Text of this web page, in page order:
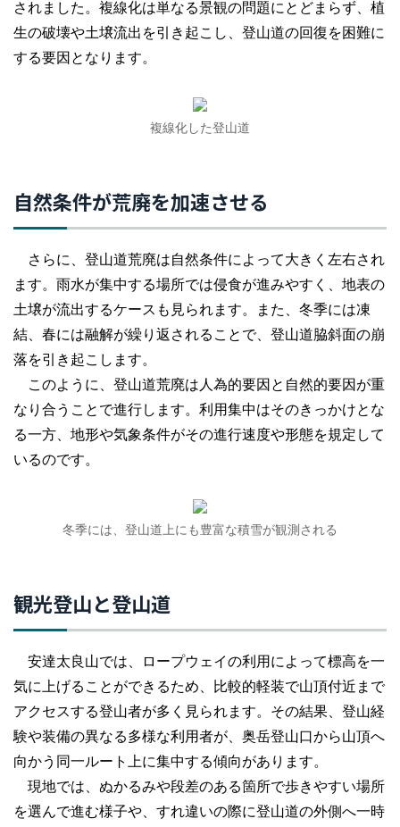
されました。複線化は単なる景観の問題にとどまらず、植
生の破壊や土壌流出を引き起こし、登山道の回復を困難に
する要因となります。
複線化した登山道
自然条件が荒廃を加速させる
さらに、登山道荒廃は自然条件によって大きく左右され
ます。雨水が集中する場所では侵食が進みやすく、地表の
土壌が流出するケースも見られます。また、冬季には凍
結、春には融解が繰り返されることで、登山道脇斜面の崩
落を引き起こします。
このように、登山道荒廃は人為的要因と自然的要因が重
なり合うことで進行します。利用集中はそのきっかけとな
る一方、地形や気象条件がその進行速度や形態を規定して
いるのです。
冬季には、登山道上にも豊富な積雪が観測される
観光登山と登山道
安達太良山では、ロープウェイの利用によって標高を一
気に上げることができるため、比較的軽装で山頂付近まで
アクセスする登山者が多く見られます。その結果、登山経
験や装備の異なる多様な利用者が、奥岳登山口から山頂へ
向かう同一ルート上に集中する傾向があります。
現地では、ぬかるみや段差のある箇所で歩きやすい場所
を選んで進む様子や、すれ違いの際に登山道の外側へ一時